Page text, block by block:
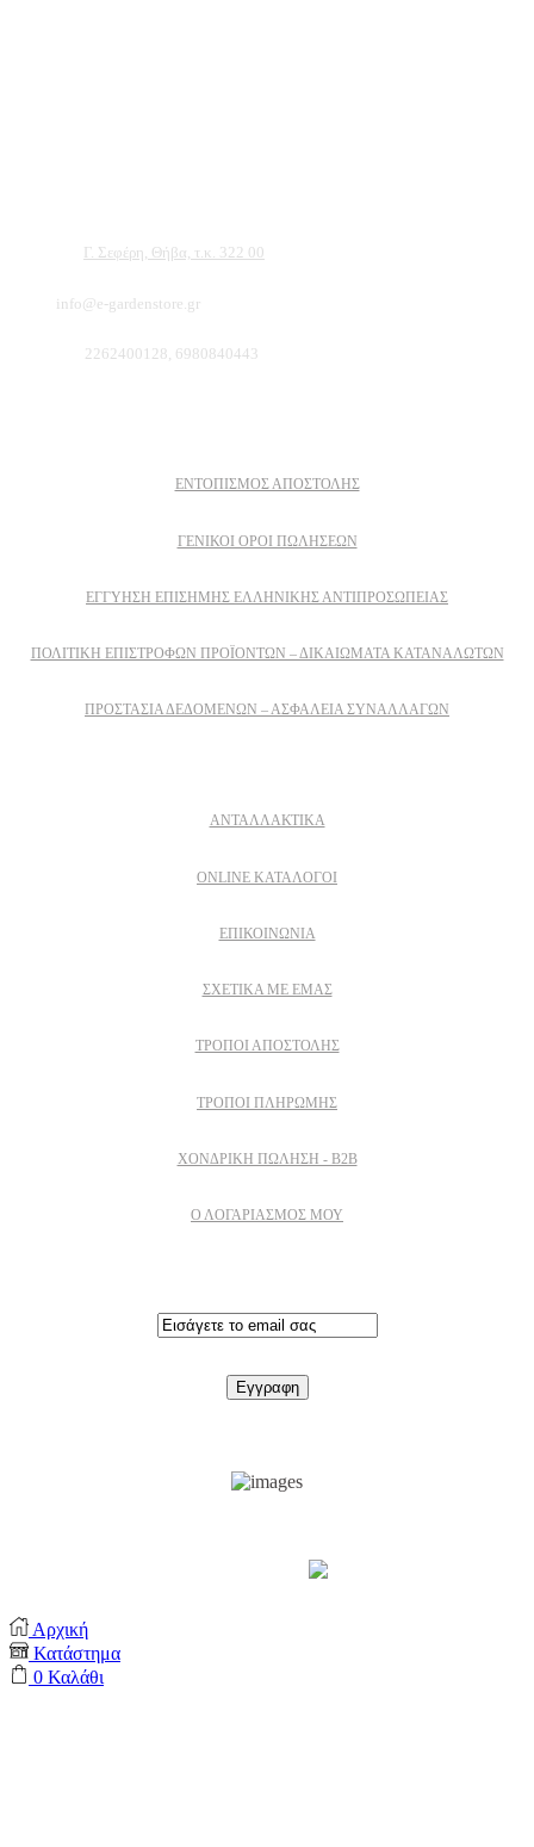
Γ. Σεφέρη, Θήβα, τ.κ. 322 00
info@e-gardenstore.gr
2262400128, 6980840443
ΕΝΤΟΠΙΣΜΟΣ ΑΠΟΣΤΟΛΗΣ
ΓΕΝΙΚΟΙ ΟΡΟΙ ΠΩΛΗΣΕΩΝ
ΕΓΓΎΗΣΗ ΕΠΊΣΗΜΗΣ ΕΛΛΗΝΙΚΉΣ ΑΝΤΙΠΡΟΣΩΠΕΊΑΣ
ΠΟΛΙΤΙΚΉ ΕΠΙΣΤΡΟΦΏΝ ΠΡΟΪΌΝΤΩΝ – ΔΙΚΑΙΏΜΑΤΑ ΚΑΤΑΝΑΛΩΤΏΝ
ΠΡΟΣΤΑΣΊΑ ΔΕΔΟΜΈΝΩΝ – ΑΣΦΆΛΕΙΑ ΣΥΝΑΛΛΑΓΏΝ
ΑΝΤΑΛΛΑΚΤΙΚΑ
ONLINE ΚΑΤΑΛΟΓΟΙ
ΕΠΙΚΟΙΝΩΝΙΑ
ΣΧΕΤΙΚΆ ΜΕ ΕΜΆΣ
ΤΡΌΠΟΙ ΑΠΟΣΤΟΛΉΣ
ΤΡΌΠΟΙ ΠΛΗΡΩΜΉΣ
ΧΟΝΔΡΙΚΉ ΠΏΛΗΣΗ - B2B
Ο ΛΟΓΑΡΙΑΣΜΟΣ ΜΟΥ
Αρχική
Κατάστημα
0 Καλάθι